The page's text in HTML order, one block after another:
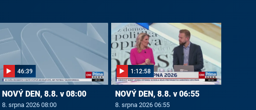
46:39
NOVÝ DEN, 8.8. v 08:00
8. srpna 2026 08:00
1:12:58
NOVÝ DEN, 8.8. v 06:55
8. srpna 2026 06:55